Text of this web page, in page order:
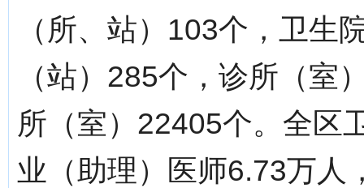
（所、站）103个，卫生
（站）285个，诊所（室
所（室）22405个。全区
业（助理）医师6.73万人